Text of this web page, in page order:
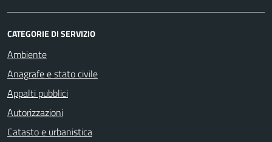
CATEGORIE DI SERVIZIO
Ambiente
Anagrafe e stato civile
Appalti pubblici
Autorizzazioni
Catasto e urbanistica